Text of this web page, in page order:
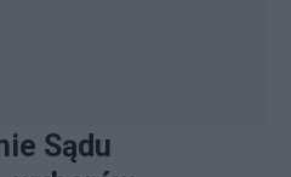
Sądu